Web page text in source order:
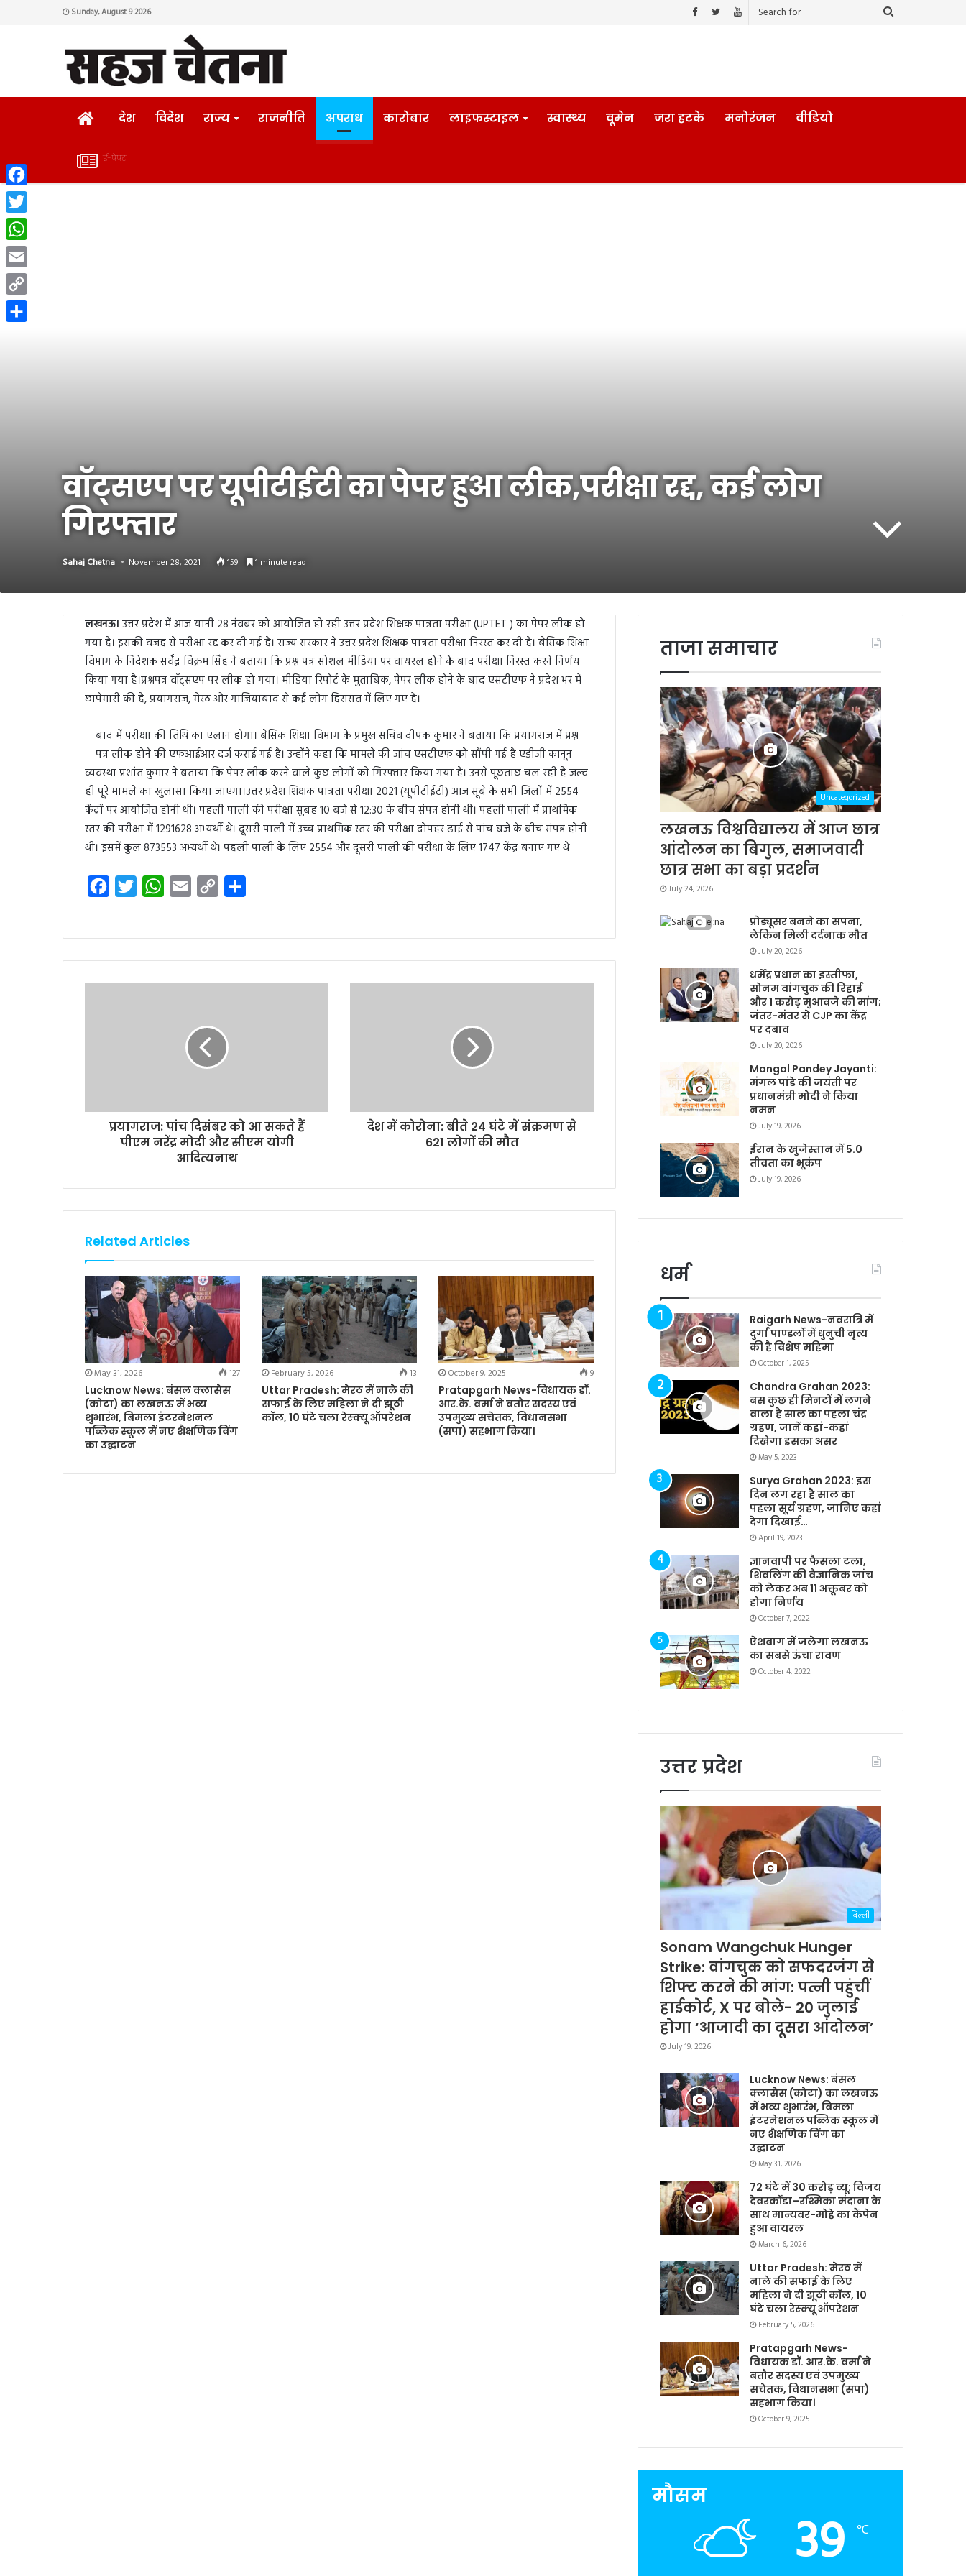
Sunday, August 9 2026
HOMEदेश विदेश राज्य राजनीति अपराध कारोबार लाइफस्टाइल स्वास्थ्य वूमेन जरा हटके मनोरंजन वीडियो
ई-
ई-पेपर
वॉट्सएप पर यूपीटीईटी का पेपर हुआ लीक,परीक्षा रद्द, कई लोग
गिरफ्तार
Sahaj Chetna November 28, 2021 159 1 minute read
लखनऊ। उत्तर प्रदेश में आज यानी 28 नंवबर को आयोजित हो रही उत्तर प्रदेश शिक्षक पात्रता परीक्षा (UPTET ) का पेपर लीक हो
गया है। इसकी वजह से परीक्षा रद्द कर दी गई है। राज्य सरकार ने उत्तर प्रदेश शिक्षक पात्रता परीक्षा निरस्त कर दी है। बेसिक शिक्षा
विभाग के निदेशक सर्वेंद्र विक्रम सिंह ने बताया कि प्रश्न पत्र सोशल मीडिया पर वायरल होने के बाद परीक्षा निरस्त करने निर्णय
किया गया है।प्रश्नपत्र वॉट्सएप पर लीक हो गया। मीडिया रिपोर्ट के मुताबिक, पेपर लीक होने के बाद एसटीएफ ने प्रदेश भर में
छापेमारी की है, प्रयागराज, मेरठ और गाजियाबाद से कई लोग हिरासत में लिए गए हैं।
बाद में परीक्षा की तिथि का एलान होगा। बेसिक शिक्षा विभाग के प्रमुख सचिव दीपक कुमार ने बताया कि प्रयागराज में प्रश्न
पत्र लीक होने की एफआईआर दर्ज कराई गई है। उन्होंने कहा कि मामले की जांच एसटीएफ को सौंपी गई है एडीजी कानून
व्यवस्था प्रशांत कुमार ने बताया कि पेपर लीक करने वाले कुछ लोगों को गिरफ्तार किया गया है। उनसे पूछताछ चल रही है जल्द
ही पूरे मामले का खुलासा किया जाएगा।उत्तर प्रदेश शिक्षक पात्रता परीक्षा 2021 (यूपीटीईटी) आज सूबे के सभी जिलों में 2554
केंद्रों पर आयोजित होनी थी। पहली पाली की परीक्षा सुबह 10 बजे से 12:30 के बीच संपन्न होनी थी। पहली पाली में प्राथमिक
स्तर की परीक्षा में 1291628 अभ्यर्थी थे। दूसरी पाली में उच्च प्राथमिक स्तर की परीक्षा दोपहर ढाई से पांच बजे के बीच संपन्न होनी
थी। इसमें कुल 873553 अभ्यर्थी थे। पहली पाली के लिए 2554 और दूसरी पाली की परीक्षा के लिए 1747 केंद्र बनाए गए थे
W
k
प्रयागराज: पांच दिसंबर को आ सकते हैं
पीएम नरेंद्र मोदी और सीएम योगी
आदित्यनाथ
देश में कोरोना: बीते 24 घंटे में संक्रमण से
621 लोगों की मौत
Related Articles
May 31, 2026
127
Lucknow News: बंसल क्लासेस
(कोटा) का लखनऊ में भव्य
शुभारंभ, बिमला इंटरनेशनल
पब्लिक स्कूल में नए शैक्षणिक विंग
का उद्घाटन
February 5, 2026
13
Uttar Pradesh: मेरठ में नाले की
सफाई के लिए महिला ने दी झूठी
कॉल, 10 घंटे चला रेस्क्यू ऑपरेशन
October 9, 2025
9
Pratapgarh News-विधायक डॉ.
आर.के. वर्मा ने बतौर सदस्य एवं
उपमुख्य सचेतक, विधानसभा
(सपा) सहभाग किया।
ताजा समाचार
Uncategorized
लखनऊ विश्वविद्यालय में आज छात्र
आंदोलन का बिगुल, समाजवादी
छात्र सभा का बड़ा प्रदर्शन
July 24, 2026
प्रोड्यूसर बनने का सपना,
लेकिन मिली दर्दनाक मौत
July 20, 2026
धर्मेंद्र प्रधान का इस्तीफा,
सोनम वांगचुक की रिहाई
और 1 करोड़ मुआवजे की मांग;
जंतर-मंतर से CJP का केंद्र
पर दबाव
July 20, 2026
Mangal Pandey Jayanti:
मंगल पांडे की जयंती पर
प्रधानमंत्री मोदी ने किया
नमन
July 19, 2026
ईरान के खुजेस्तान में 5.0
तीव्रता का भूकंप
July 19, 2026
धर्म
Raigarh News-नवरात्रि में
दुर्गा पाण्डलों में धुनुची नृत्य
की है विशेष महिमा
October 1, 2025
Chandra Grahan 2023:
बस कुछ ही मिनटों में लगने
वाला है साल का पहला चंद्र
ग्रहण, जानें कहां-कहां
दिखेगा इसका असर
May 5, 2023
Surya Grahan 2023: इस
दिन लग रहा है साल का
पहला सूर्य ग्रहण, जानिए कहां
देगा दिखाई…
April 19, 2023
ज्ञानवापी पर फैसला टला,
शिवलिंग की वैज्ञानिक जांच
को लेकर अब 11 अक्तूबर को
होगा निर्णय
October 7, 2022
ऐशबाग में जलेगा लखनऊ
का सबसे ऊंचा रावण
October 4, 2022
उत्तर प्रदेश
दिल्ली
Sonam Wangchuk Hunger
Strike: वांगचुक को सफदरजंग से
शिफ्ट करने की मांग: पत्नी पहुंचीं
हाईकोर्ट, X पर बोले- 20 जुलाई
होगा ‘आजादी का दूसरा आंदोलन’
July 19, 2026
Lucknow News: बंसल
क्लासेस (कोटा) का लखनऊ
में भव्य शुभारंभ, बिमला
इंटरनेशनल पब्लिक स्कूल में
नए शैक्षणिक विंग का
उद्घाटन
May 31, 2026
72 घंटे में 30 करोड़ व्यू: विजय
देवरकोंडा–रश्मिका मंदाना के
साथ मान्यवर-मोहे का कैंपेन
हुआ वायरल
March 6, 2026
Uttar Pradesh: मेरठ में
नाले की सफाई के लिए
महिला ने दी झूठी कॉल, 10
घंटे चला रेस्क्यू ऑपरेशन
February 5, 2026
Pratapgarh News-
विधायक डॉ. आर.के. वर्मा ने
बतौर सदस्य एवं उपमुख्य
सचेतक, विधानसभा (सपा)
सहभाग किया।
October 9, 2025
मौसम
39 ℃
Facebook
Twitter
WhatsApp
Email
Copy
Link